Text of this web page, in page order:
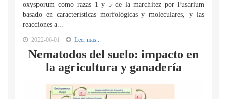
oxysporum como razas 1 y 5 de la marchitez por Fusarium
basado en características morfológicas y moleculares, y las
reacciones a...
2022-06-01 Leer mas...
Nematodos del suelo: impacto en
la agricultura y ganadería